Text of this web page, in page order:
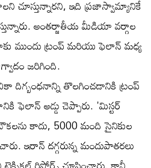
చూస్తున్నారని, ఇది ప్రజాస్వామ్యానికే
అంతర్జాతీయ మీడియా వర్గాల
ముందు ట్రంప్ మరియు ఫెలాన్ మధ్య
జరిగింది.
దిగ్బంధనాన్ని తొలగించడానికి ట్రంప్
ఫెలాన్ అడ్డు చెప్పారు. 'మిస్టర్
కాదు, 5000 మంది సైనికుల
ఇరాన్ దగ్గరున్న మందుపాతరలు